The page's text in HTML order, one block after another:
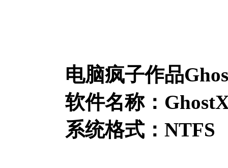
电脑疯子作品
软件名称：
系统格式：NTFS